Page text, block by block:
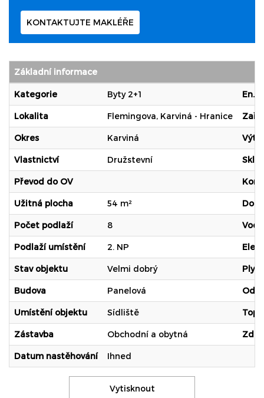
KONTAKTUJTE MAKLÉŘE
Základní informace
Kategorie Byty 2+1 En.
Lokalita Flemingova, Karviná - Hranice
Okres Karviná
Vlastnictví Družstevní
Převod do OV
Užitná plocha 54 m²
Počet podlaží 8 Voda
Podlaží umístění 2. NP
Stav objektu Velmi dobrý Plyn
Budova Panelová
Umístění objektu Sídliště
Zástavba Obchodní a obytná
Datum nastěhování Ihned
Vytisknout